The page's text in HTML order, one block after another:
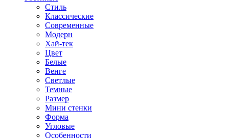
Стиль
Классические
Современные
Модерн
Хай-тек
Цвет
Белые
Венге
Светлые
Темные
Размер
Мини стенки
Форма
Угловые
Особенности